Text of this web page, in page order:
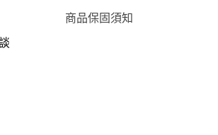
商品保固須知